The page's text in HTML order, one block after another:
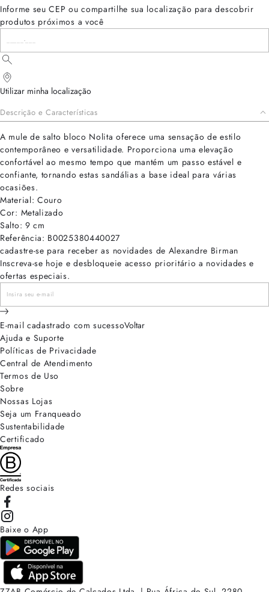
Informe seu CEP ou compartilhe sua localização para descobrir
produtos próximos a você
Utilizar minha localização
Descrição e Características
A mule de salto bloco Nolita oferece uma sensação de estilo
contemporâneo e versatilidade. Proporciona uma elevação
confortável ao mesmo tempo que mantém um passo estável e
confiante, tornando estas sandálias a base ideal para várias
ocasiões.
Material: Couro
Cor: Metalizado
Salto: 9 cm
Referência: B0025380440027
cadastre-se para receber as novidades de Alexandre Birman
Inscreva-se hoje e desbloqueie acesso prioritário a novidades e
ofertas especiais.
E-mail cadastrado com sucessoVoltar
Ajuda e Suporte
Políticas de Privacidade
Central de Atendimento
Termos de Uso
Sobre
Nossas Lojas
Seja um Franqueado
Sustentabilidade
Certificado
Redes sociais
Baixe o App